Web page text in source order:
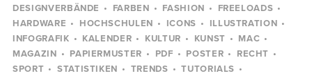
DESIGNVERBÄNDE
FARBEN FASHION
FREELOADS
HARDWARE
HOCHSCHULEN ICONS
ILLUSTRATION
INFOGRAFIK
KALENDER KULTUR KUNST
MAC
MAGAZIN
PAPIERMUSTER PDF POSTER
RECHT
SPORT
STATISTIKEN TRENDS
TUTORIALS